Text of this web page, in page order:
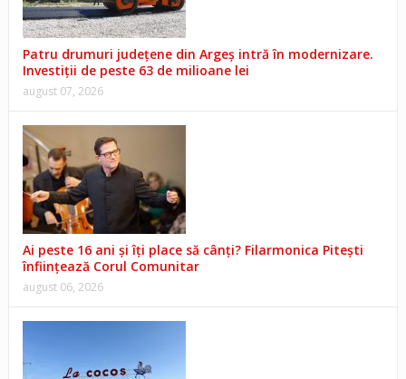
Patru drumuri județene din Argeș intră în modernizare.
Investiții de peste 63 de milioane lei
august 07, 2026
Ai peste 16 ani și îți place să cânți? Filarmonica Pitești
înființează Corul Comunitar
august 06, 2026